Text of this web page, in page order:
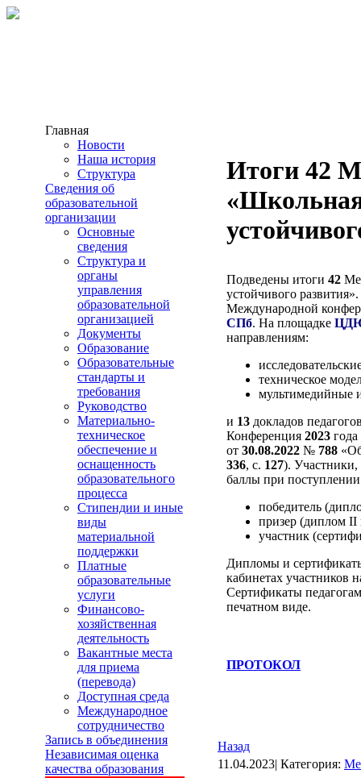
Главная
Новости
Наша история
Структура
Сведения об
образовательной
организации
Основные
сведения
Структура и
органы
управления
образовательной
организацией
Документы
Образование
Образовательные
стандарты и
требования
Руководство
Материально-
техническое
обеспечение и
оснащенность
образовательного
процесса
Стипендии и иные
виды
материальной
поддержки
Платные
образовательные
услуги
Финансово-
хозяйственная
деятельность
Вакантные места
для приема
(перевода)
Доступная среда
Международное
сотрудничество
Запись в объединения
Независимая оценка
качества образования
Итоги 42
Подведены итоги 42
устойчивого
Международной
СПб. На площадке
направлениям:
техническое
мультимедийные
и 13 докладов
Конференция 2023
от 30.08.2022 № 788
336, с. 127).
баллы при
победитель
призер (диплом II
участник
Дипломы и
кабинетах участников
Сертификаты
печатном виде.
ПРОТОКОЛ
Назад
11.04.2023| Категория: